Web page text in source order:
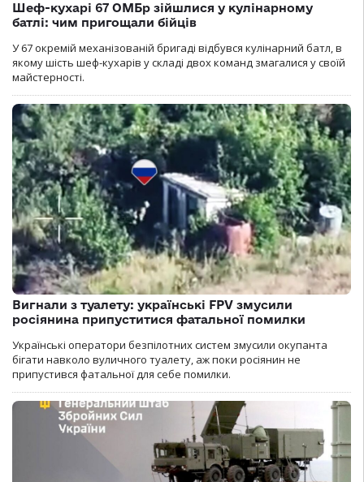
Шеф-кухарі 67 ОМБр зійшлися у кулінарному
батлі: чим пригощали бійців
У 67 окремій механізованій бригаді відбувся кулінарний батл, в
якому шість шеф-кухарів у складі двох команд змагалися у своїй
майстерності.
Вигнали з туалету: українські FPV змусили
росіянина припуститися фатальної помилки
Українські оператори безпілотних систем змусили окупанта
бігати навколо вуличного туалету, аж поки росіянин не
припустився фатальної для себе помилки.